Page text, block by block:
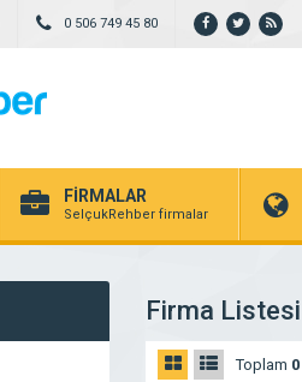
0 506 749 45 80
FİRMALAR
SelçukRehber firmalar
Firma Listesi
Toplam 0